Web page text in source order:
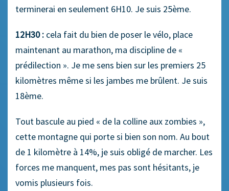
terminerai en seulement 6H10. Je suis 25ème.
12H30 : cela fait du bien de poser le vélo, place
maintenant au marathon, ma discipline de «
prédilection ». Je me sens bien sur les premiers 25
kilomètres même si les jambes me brûlent. Je suis
18ème.
Tout bascule au pied « de la colline aux zombies »,
cette montagne qui porte si bien son nom. Au bout
de 1 kilomètre à 14%, je suis obligé de marcher. Les
forces me manquent, mes pas sont hésitants, je
vomis plusieurs fois.